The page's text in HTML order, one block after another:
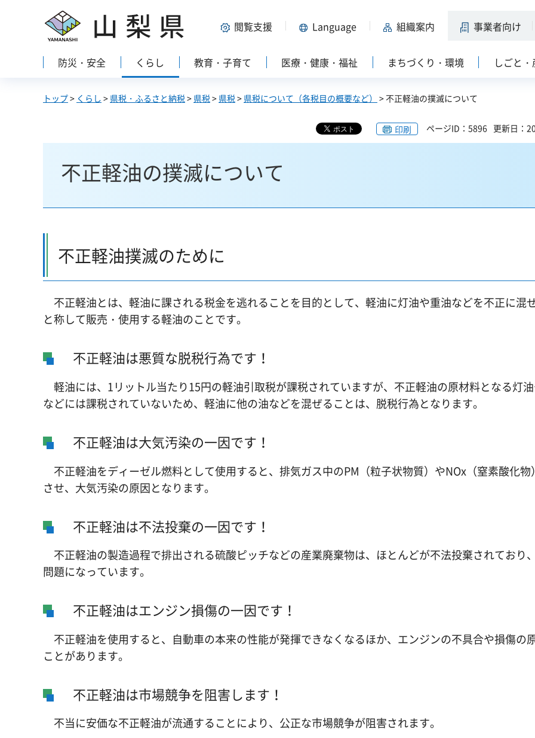
山梨県 閲覧支援 Language 組織案内 事業者向け
防災・安全 くらし 教育・子育て 医療・健康・福祉 まちづくり・環境 しごと
トップ> くらし > 県税・ふるさと納税> 県税> 県税> 県税について（各税目の概要など） > 不正軽油の撲滅について
印刷 ページID：5896 更新日：
不正軽油の撲滅について
不正軽油撲滅のために
不正軽油とは、軽油に課される税金を逃れることを目的として、軽油に灯油や重油などを不正に混
と称して販売・使用する軽油のことです。
不正軽油は悪質な脱税行為です！
軽油には、1リットル当たり15円の軽油引取税が課税されていますが、不正軽油の原材料となる灯
などには課税されていないため、軽油に他の油などを混ぜることは、脱税行為となります。
不正軽油は大気汚染の一因です！
不正軽油をディーゼル燃料として使用すると、排気ガス中のPM（粒子状物質）やNOx（窒素酸化物
させ、大気汚染の原因となります。
不正軽油は不法投棄の一因です！
不正軽油の製造過程で排出される硫酸ピッチなどの産業廃棄物は、ほとんどが不法投棄されており
問題になっています。
不正軽油はエンジン損傷の一因です！
不正軽油を使用すると、自動車の本来の性能が発揮できなくなるほか、エンジンの不具合や損傷の
ことがあります。
不正軽油は市場競争を阻害します！
不当に安価な不正軽油が流通することにより、公正な市場競争が阻害されます。